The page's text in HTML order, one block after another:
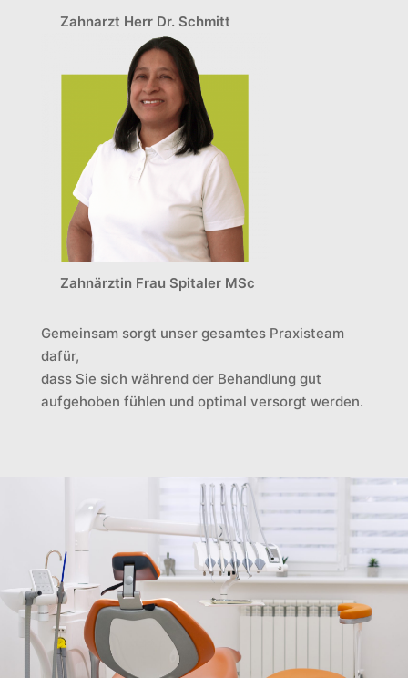
Zahnarzt Herr Dr. Schmitt
Zahnärztin Frau Spitaler MSc
Gemeinsam sorgt unser gesamtes Praxisteam
dafür,
dass Sie sich während der Behandlung gut
aufgehoben fühlen und optimal versorgt werden.